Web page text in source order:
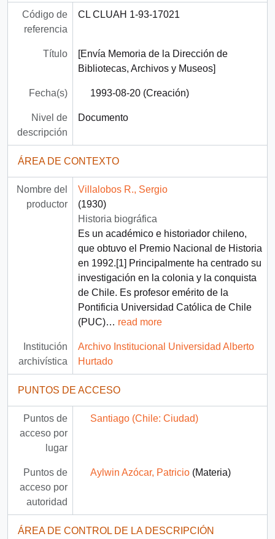
Código de
referencia
CL CLUAH 1-93-17021
Título
[Envía Memoria de la Dirección de
Bibliotecas, Archivos y Museos]
Fecha(s) 1993-08-20 (Creación)
Nivel de
descripción
Documento
ÁREA DE CONTEXTO
Nombre del
productor
Villalobos R., Sergio
(1930)
Historia biográfica
Es un académico e historiador chileno,
que obtuvo el Premio Nacional de Historia
en 1992.[1]​ Principalmente ha centrado su
investigación en la colonia y la conquista
de Chile. Es profesor emérito de la
Pontificia Universidad Católica de Chile
(PUC)… read more
Institución
archivística
Archivo Institucional Universidad Alberto
Hurtado
PUNTOS DE ACCESO
Puntos de
acceso por
lugar
Santiago (Chile: Ciudad)
Puntos de
acceso por
autoridad
Aylwin Azócar, Patricio(Materia)
ÁREA DE CONTROL DE LA DESCRIPCIÓN